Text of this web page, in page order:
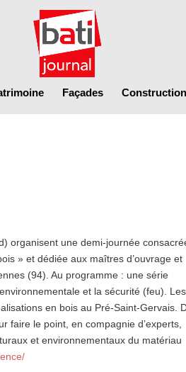
Façades
organisent une demi-journée
» et dédiée aux maîtres d’ouvrage et
(94). Au programme : une série
et la sécurité (feu). Les
en bois au Pré-Saint-Gervais.
faire le point, en compagnie d’experts,
et environnementaux du matériau